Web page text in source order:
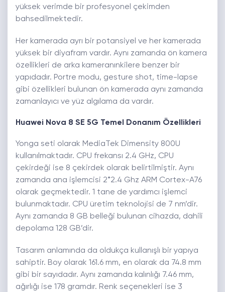
yüksek verimde bir profesyonel çekimden
bahsedilmektedir.
Her kamerada ayrı bir potansiyel ve her kamerada
yüksek bir diyafram vardır. Aynı zamanda ön kamera
özellikleri de arka kameranınkilere benzer bir
yapıdadır. Portre modu, gesture shot, time-lapse
gibi özellikleri bulunan ön kamerada aynı zamanda
zamanlayıcı ve yüz algılama da vardır.
Huawei Nova 8 SE 5G Temel Donanım Özellikleri
Yonga seti olarak MediaTek Dimensity 800U
kullanılmaktadır. CPU frekansı 2.4 GHz, CPU
çekirdeği ise 8 çekirdek olarak belirtilmiştir. Aynı
zamanda ana işlemcisi 2*2.4 Ghz ARM Cortex-A76
olarak geçmektedir. 1 tane de yardımcı işlemci
bulunmaktadır. CPU üretim teknolojisi de 7 nm’dir.
Aynı zamanda 8 GB belleği bulunan cihazda, dahili
depolama 128 GB’dir.
Tasarım anlamında da oldukça kullanışlı bir yapıya
sahiptir. Boy olarak 161.6 mm, en olarak da 74.8 mm
gibi bir sayıdadır. Aynı zamanda kalınlığı 7.46 mm,
ağırlığı ise 178 gramdır. Renk seçenekleri ise 3